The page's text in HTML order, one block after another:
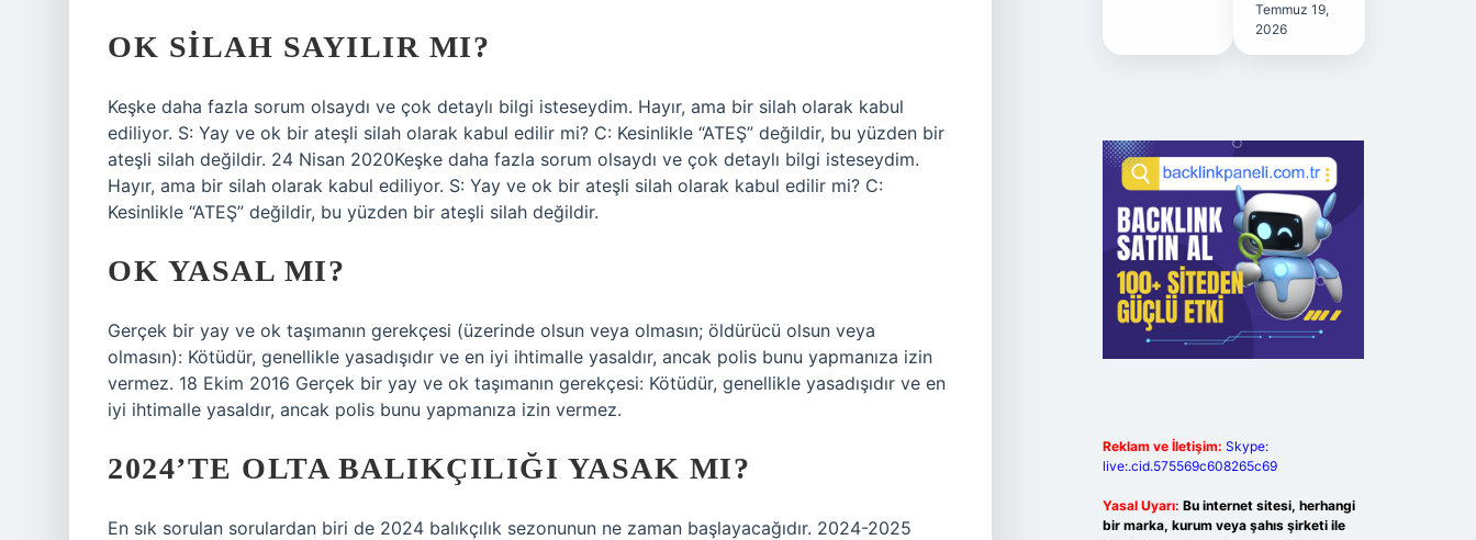
OK SILAH SAYILIR MI?
Keşke daha fazla sorum olsaydı ve çok detaylı bilgi isteseydim. Hayır, ama bir silah olarak kabul
ediliyor. S: Yay ve ok bir ateşli silah olarak kabul edilir mi? C: Kesinlikle “ATEŞ” değildir, bu yüzden bir
ateşli silah değildir. 24 Nisan 2020Keşke daha fazla sorum olsaydı ve çok detaylı bilgi isteseydim.
Hayır, ama bir silah olarak kabul ediliyor. S: Yay ve ok bir ateşli silah olarak kabul edilir mi? C:
Kesinlikle “ATEŞ” değildir, bu yüzden bir ateşli silah değildir.
OK YASAL MI?
Gerçek bir yay ve ok taşımanın gerekçesi (üzerinde olsun veya olmasın; öldürücü olsun veya
olmasın): Kötüdür, genellikle yasadışıdır ve en iyi ihtimalle yasaldır, ancak polis bunu yapmanıza izin
vermez. 18 Ekim 2016 Gerçek bir yay ve ok taşımanın gerekçesi: Kötüdür, genellikle yasadışıdır ve en
iyi ihtimalle yasaldır, ancak polis bunu yapmanıza izin vermez.
2024’TE OLTA BALIKÇILIĞI YASAK MI?
En sık sorulan sorulardan biri de 2024 balıkçılık sezonunun ne zaman başlayacağıdır. 2024-2025
Temmuz 19,
2026
Reklam ve İletişim: Skype:
live:.cid.575569c608265c69
Yasal Uyarı: Bu internet sitesi, herhangi
bir marka, kurum veya şahıs şirketi ile